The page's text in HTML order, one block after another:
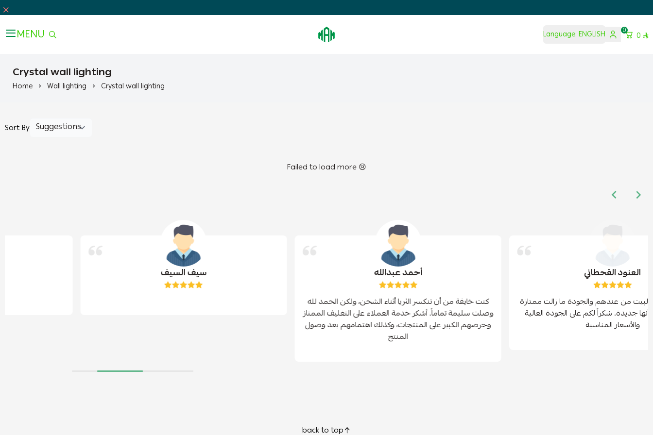
MENU Almosa For Lighting Language:ENGLISH 0 0
Crystal wall lighting
Home Wall lighting Crystal wall lighting
Sort By
Failed to load more 😢
كنت خايفة من أن تنكسر الثريا أثناء الشحن، ولكن الحمد لله
وصلت سليمة تماماً. أشكر خدمة العملاء على التغليف الممتاز
وحرصهم الكبير على المنتجات، وكذلك اهتمامهم بعد وصول
شريت جميع إنارة البيت من عندهم والجودة ما زالت ممتازة
بعد 3 سنوات، وكأنها جديدة. شكراً لكم على الجودة العالية
back to top